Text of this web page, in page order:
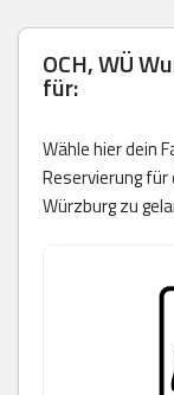
OCH, WÜ
für:
Wähle hier dein
Reservierung
Würzburg zu